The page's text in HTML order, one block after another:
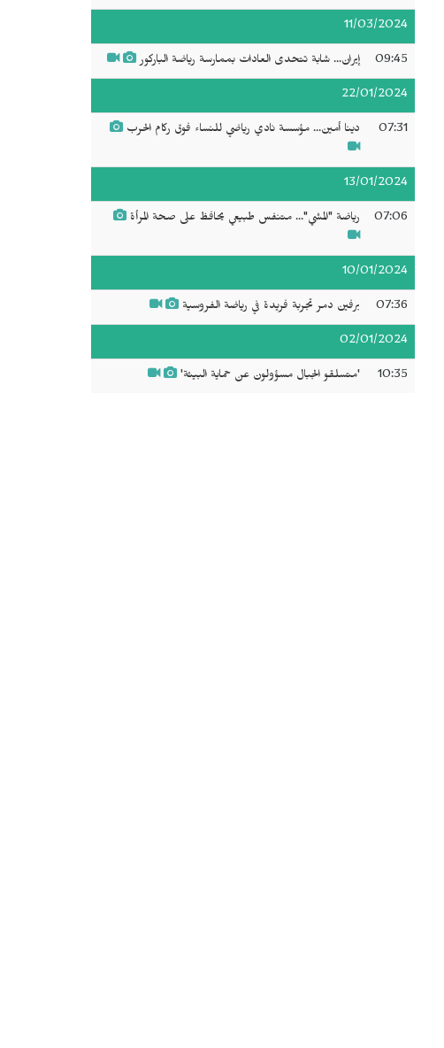
11/03/2024
09:45 إيران... شابة تتحدى العادات بممارسة رياضة الباركور
22/01/2024
07:31 دينا أمين... مؤسسة نادي رياضي للنساء فوق ركام الحرب
13/01/2024
07:06 رياضة "المشي"... متنفس طبيعي يحافظ على صحة المرأة
10/01/2024
07:36 برفين دمر تجربة فريدة في رياضة الفروسية
02/01/2024
10:35 'متسلقو الجبال مسؤولون عن حماية البيئة'